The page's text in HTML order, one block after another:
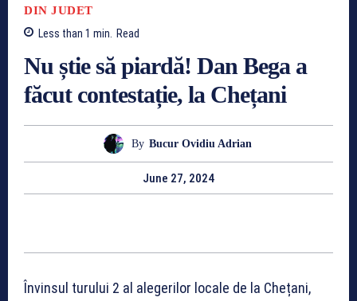
DIN JUDET
Less than 1 min. Read
Nu știe să piardă! Dan Bega a
făcut contestație, la Chețani
By Bucur Ovidiu Adrian
June 27, 2024
Învinsul turului 2 al alegerilor locale de la Chețani,